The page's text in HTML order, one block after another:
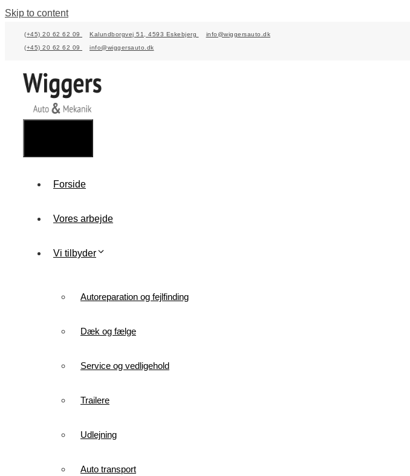
Skip to content
(+45) 20 62 62 09 Kalundborgvej 51, 4593 Eskebjerg
info@wiggersauto.dk
(+45) 20 62 62 09
info@wiggersauto.dk
Forside
Vores arbejde
Vi tilbyder
Autoreparation og fejlfinding
Dæk og fælge
Service og vedligehold
Trailere
Udlejning
Auto transport